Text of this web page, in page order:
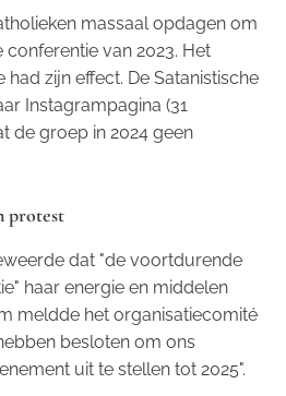
massaal opdagen om
van 2023. Het
had zijn effect. De Satanistische
Instagrampagina (31
de groep in 2024 geen
protest
dat "de voortdurende
haar energie en middelen
meldde het organisatiecomité
besloten om ons
uit te stellen tot 2025".